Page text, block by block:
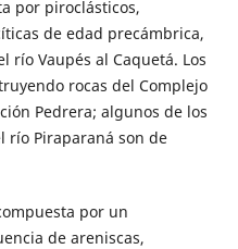
por piroclásticos,
de edad precámbrica,
río Vaupés al Caquetá. Los
rocas del Complejo
Pedrera; algunos de los
río Piraparaná son de
por un
de areniscas,